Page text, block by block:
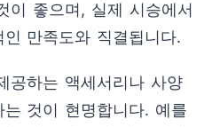
이 좋으며, 실제 시승에서
만족도와 직결됩니다.
공하는 액세서리나 사양
것이 현명합니다. 예를